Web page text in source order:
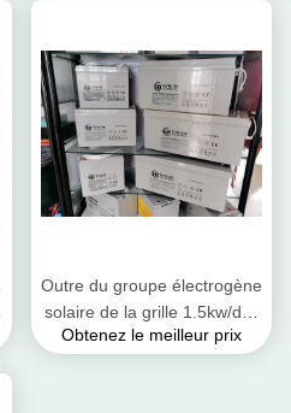
Outre du groupe électrogène
solaire de la grille 1.5kw/des
panneaux solaires
Obtenez le meilleur prix